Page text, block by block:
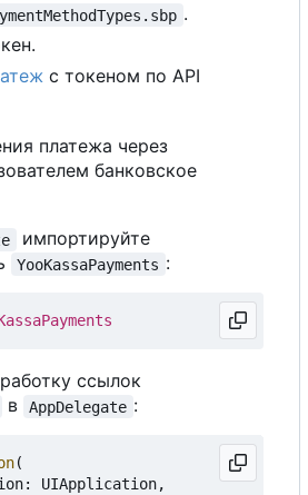
.
с токеном по API
платежа через
банковское
импортируйте
YooKassaPayments :
ссылок
в AppDelegate :
(
: UIApplication,